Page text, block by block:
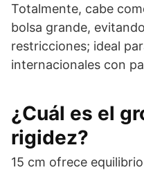
Totalmente, cabe
bolsa grande,
restricciones; ideal
internacionales con
¿Cuál es el
rigidez?
15 cm ofrece